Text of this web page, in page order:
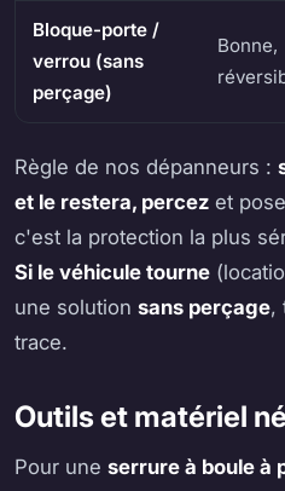
Bloque-porte /
verrou (sans
perçage)
Bonne,
Règle de nos dépanneurs :
et le restera, percez et
c'est la protection la plus
Si le véhicule tourne
une solution sans perçage,
trace.
Outils et matériel
Pour une serrure à boule à